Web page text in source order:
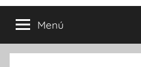
Menú